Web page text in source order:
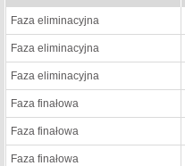
Faza eliminacyjna
Faza eliminacyjna
Faza eliminacyjna
Faza finałowa
Faza finałowa
Faza finałowa